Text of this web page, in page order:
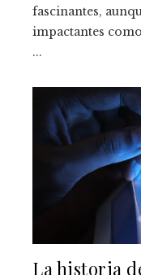
fascinantes,
impactantes
...
La historia